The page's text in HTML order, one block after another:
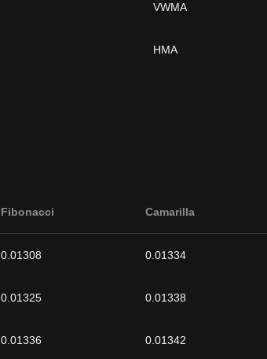
VWMA
HMA
Fibonacci Camarilla
0.01308 0.01334
0.01325 0.01338
0.01336 0.01342